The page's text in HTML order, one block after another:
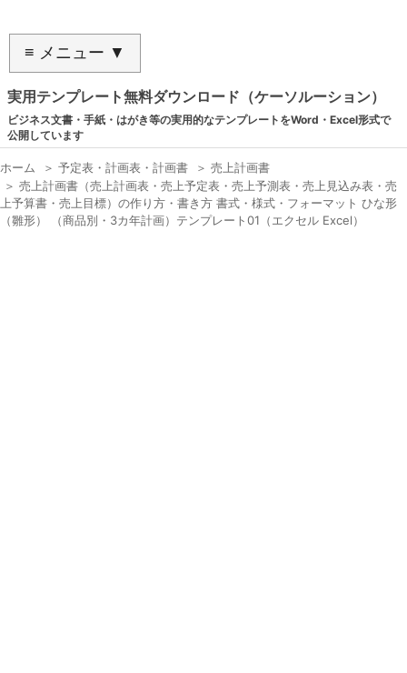
≡ メニュー ▼
実用テンプレート無料ダウンロード（ケーソルーション）
ビジネス文書・手紙・はがき等の実用的なテンプレートをWord・Excel形式で
公開しています
ホーム ＞ 予定表・計画表・計画書 ＞ 売上計画書
＞ 売上計画書（売上計画表・売上予定表・売上予測表・売上見込み表・売
上予算書・売上目標）の作り方・書き方 書式・様式・フォーマット ひな形
（雛形） （商品別・3カ年計画）テンプレート01（エクセル Excel）